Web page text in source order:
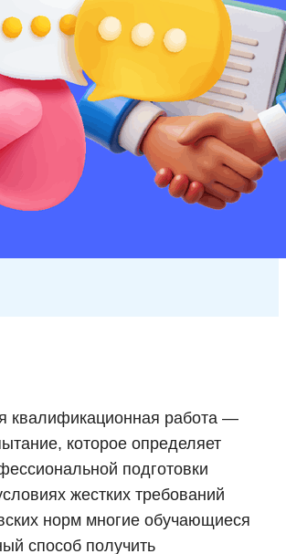
квалификационная работа —
которое определяет
подготовки
жестких требований
норм многие обучающиеся
способ получить